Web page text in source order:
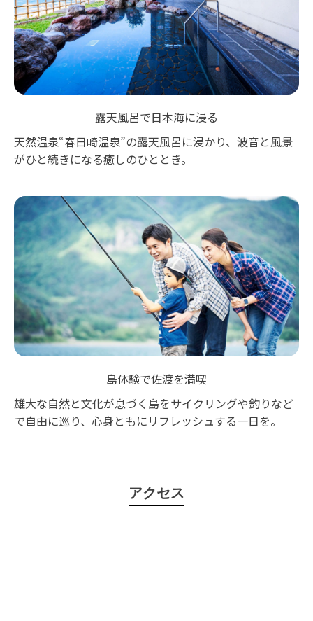
露天風呂で日本海に浸る
天然温泉“春日崎温泉”の露天風呂に浸かり、波音と風景
がひと続きになる癒しのひととき。
島体験で佐渡を満喫
雄大な自然と文化が息づく島をサイクリングや釣りなど
で自由に巡り、心身ともにリフレッシュする一日を。
アクセス